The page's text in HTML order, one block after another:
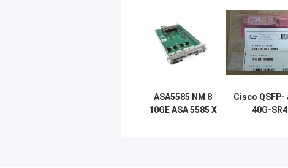
وحدة Cisco QSFP-
40G-SR4
ASA5585 NM 8
10GE ASA 5585 X